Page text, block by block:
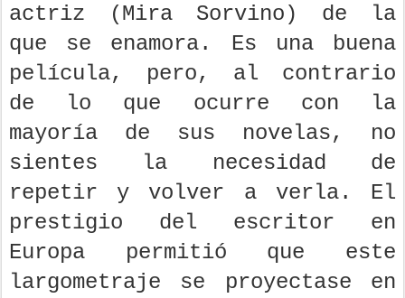
actriz (Mira Sorvino) de la
que se enamora. Es una buena
película, pero, al contrario
de lo que ocurre con la
mayoría de sus novelas, no
sientes la necesidad de
repetir y volver a verla. El
prestigio del escritor en
Europa permitió que este
largometraje se proyectase en